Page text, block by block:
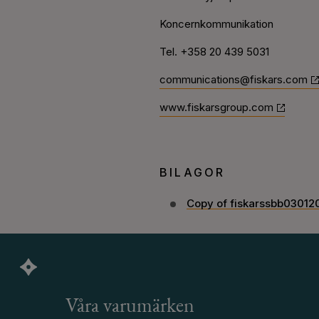
Koncernkommunikation
Tel. +358 20 439 5031
communications@fiskars.com
www.fiskarsgroup.com
BILAGOR
Copy of
Våra varumärken